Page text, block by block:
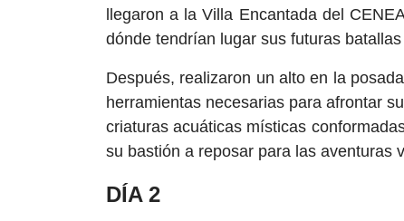
llegaron a la Villa Encantada del
dónde tendrían lugar sus futuras
Después, realizaron un alto en la
herramientas necesarias para afrontar
criaturas acuáticas místicas
su bastión a reposar para las aventuras
DÍA 2